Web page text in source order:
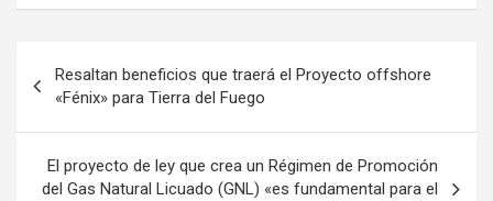
ce
o
o
k
tt
er
ail at
A
p
p
de
entradas
Resaltan beneficios que traerá el Proyecto offshore
«Fénix» para Tierra del Fuego
El proyecto de ley que crea un Régimen de Promoción
del Gas Natural Licuado (GNL) «es fundamental para el